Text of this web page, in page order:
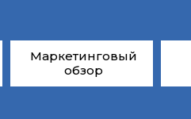
Маркетинговый
обзор